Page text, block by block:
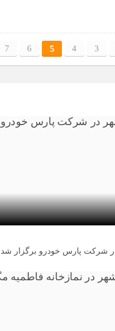
3
4
5
6
7
شرکت پارس خودرو برگزار شد